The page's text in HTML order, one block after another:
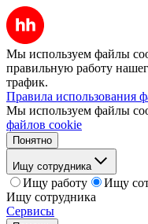
Мы используем файлы
правильную работу
трафик.
Правила использования
Мы используем файлы
файлов cookie
Понятно
Ищу сотрудника
Ищу работу
Ищу
Ищу сотрудника
Сервисы